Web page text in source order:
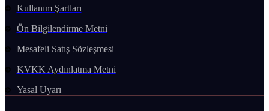
Kullanım Şartları
Ön Bilgilendirme Metni
Mesafeli Satış Sözleşmesi
KVKK Aydınlatma Metni
Yasal Uyarı